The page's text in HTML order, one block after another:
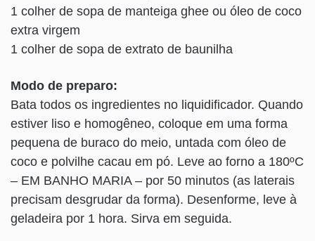
1 colher de sopa de manteiga ghee ou óleo de coco
extra virgem
1 colher de sopa de extrato de baunilha
Modo de preparo:
Bata todos os ingredientes no liquidificador. Quando
estiver liso e homogêneo, coloque em uma forma
pequena de buraco do meio, untada com óleo de
coco e polvilhe cacau em pó. Leve ao forno a 180ºC
– EM BANHO MARIA – por 50 minutos (as laterais
precisam desgrudar da forma). Desenforme, leve à
geladeira por 1 hora. Sirva em seguida.